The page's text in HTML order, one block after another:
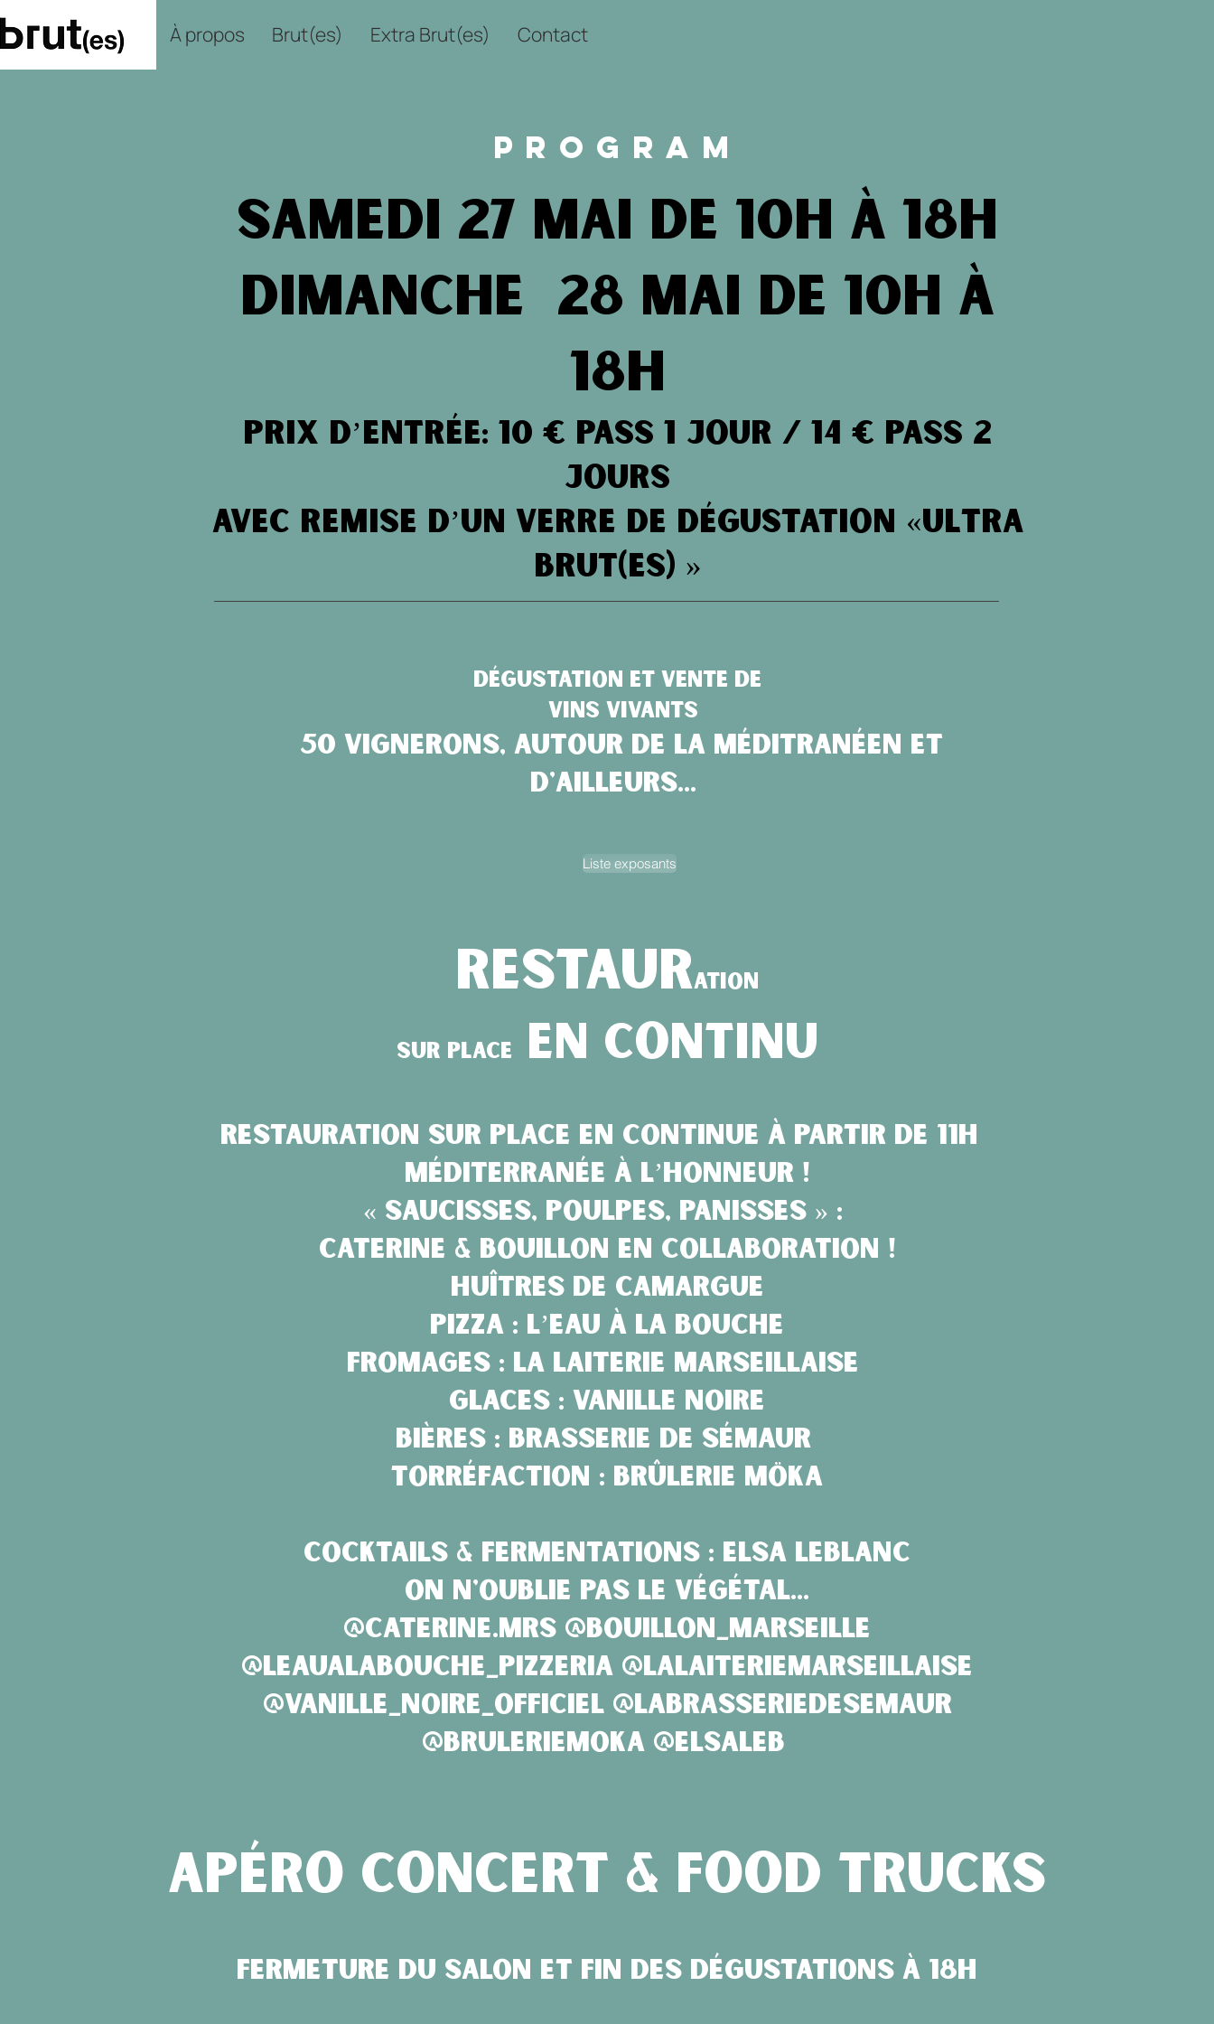
À propos Brut(es) Extra Brut(es) Contact
PROGRAM
Samedi 27 Mai de 10h à 18h
Dimanche 28 Mai de 10h à
18h
Prix d’entrée: 10 € Pass 1 jour / 14 € Pass 2
jours
avec remise d’un verre de dégustation «Ultra
Brut(es) »
Dégustation et vente de
vins vivants
50 vignerons, autour de la méditranéen et
d'ailleurs...
Liste exposants
Restauration
sur place en continu
Restauration sur place en continue à partir de 11h
Méditerranée à l’honneur !
« Saucisses, Poulpes, Panisses » :
Caterine & Bouillon en collaboration !
Huîtres de Camargue
Pizza : L’Eau à la Bouche
Fromages : La Laiterie Marseillaise
Glaces : Vanille Noire
Bières : Brasserie de Sémaur
Torréfaction : Brûlerie Möka
Cocktails & fermentations : Elsa Leblanc
On n'oublie pas le végétal...
@caterine.mrs @bouillon_marseille
@leaualabouche_pizzeria @lalaiteriemarseillaise
@vanille_noire_officiel @labrasseriedesemaur
@bruleriemoka @elsaleb
Apéro concert & food trucks
Fermeture du salon et fin des dégustations à 18h